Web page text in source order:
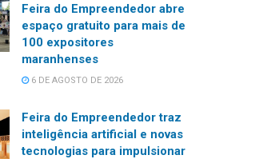
Feira do Empreendedor abre
espaço gratuito para mais de
100 expositores
maranhenses
6 DE AGOSTO DE 2026
Feira do Empreendedor traz
inteligência artificial e novas
tecnologias para impulsionar